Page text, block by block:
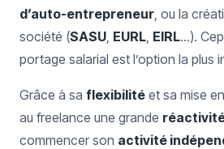
d’auto-entrepreneur, ou la
société (SASU, EURL, EIRL…).
portage salarial est l’option la plus
Grâce à sa flexibilité et sa mise
au freelance une grande
commencer son activité